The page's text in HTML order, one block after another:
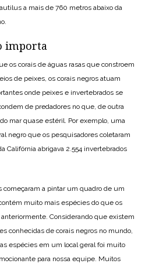
a mais de 760 metros abaixo da
importa
os corais de águas rasas que constroem
de peixes, os corais negros atuam
onde peixes e invertebrados se
de predadores no que, de outra
mar quase estéril. Por exemplo, uma
negro que os pesquisadores coletaram
Califórnia abrigava 2.554 invertebrados
começaram a pintar um quadro de um
muito mais espécies do que os
anteriormente. Considerando que existem
conhecidas de corais negros no mundo,
espécies em um local geral foi muito
para nossa equipe. Muitos